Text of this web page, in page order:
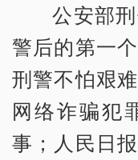
公安部
警后的第一
刑警不怕艰
网络诈骗犯
事；人民日